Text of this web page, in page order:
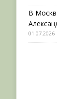
В
01.07.2026